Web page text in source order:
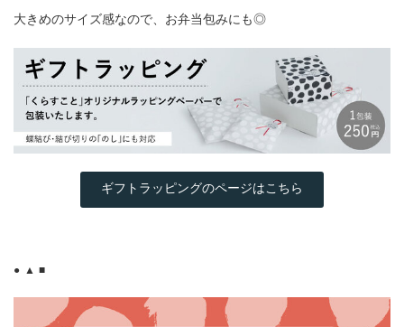
大きめのサイズ感なので、お弁当包みにも◎
ギフトラッピングのページはこちら
● ▲ ■